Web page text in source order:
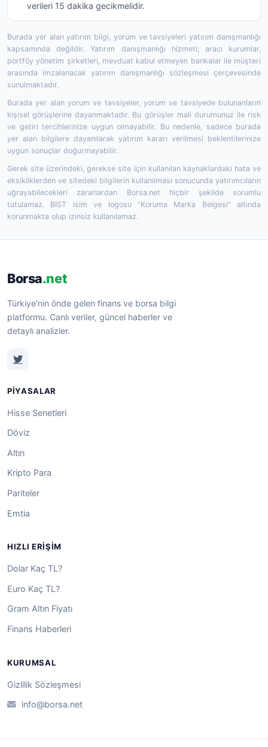
verileri 15 dakika gecikmelidir.
Burada yer alan yatırım bilgi, yorum ve tavsiyeleri yatırım danışmanlığı
kapsamında değildir. Yatırım danışmanlığı hizmeti; aracı kurumlar,
portföy yönetim şirketleri, mevduat kabul etmeyen bankalar ile müşteri
arasında imzalanacak yatırım danışmanlığı sözleşmesi çerçevesinde
sunulmaktadır.
Burada yer alan yorum ve tavsiyeler, yorum ve tavsiyede bulunanların
kişisel görüşlerine dayanmaktadır. Bu görüşler mali durumunuz ile risk
ve getiri tercihlerinize uygun olmayabilir. Bu nedenle, sadece burada
yer alan bilgilere dayanılarak yatırım kararı verilmesi beklentilerinize
uygun sonuçlar doğurmayabilir.
Gerek site üzerindeki, gerekse site için kullanılan kaynaklardaki hata ve
eksikliklerden ve sitedeki bilgilerin kullanılması sonucunda yatırımcıların
uğrayabilecekleri zararlardan Borsa.net hiçbir şekilde sorumlu
tutulamaz. BİST isim ve logosu "Koruma Marka Belgesi" altında
korunmakta olup izinsiz kullanılamaz.
Borsa.net
Türkiye'nin önde gelen finans ve borsa bilgi
platformu. Canlı veriler, güncel haberler ve
detaylı analizler.
PIYASALAR
Hisse Senetleri
Döviz
Altın
Kripto Para
Pariteler
Emtia
HIZLI ERIŞIM
Dolar Kaç TL?
Euro Kaç TL?
Gram Altın Fiyatı
Finans Haberleri
KURUMSAL
Gizlilik Sözleşmesi
info@borsa.net